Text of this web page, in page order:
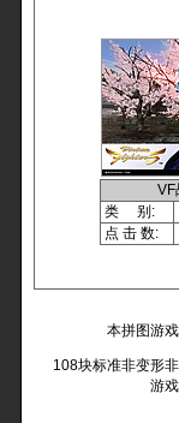
VF
类 别:
点 击 数:
本拼图游
108块标准非变形
游